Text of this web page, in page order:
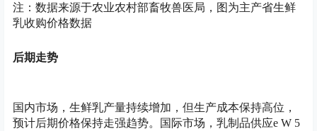
注：数据来源于农业农村部畜牧兽医局，图为主产省生鲜
乳收购价格数据
后期走势
国内市场，生鲜乳产量持续增加，但生产成本保持高位，
预计后期价格保持走强趋势。国际市场，乳制品供应e W 5